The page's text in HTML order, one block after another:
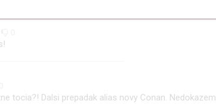
tocia?! Dalsi prepadak alias novy Conan. Nedokazem